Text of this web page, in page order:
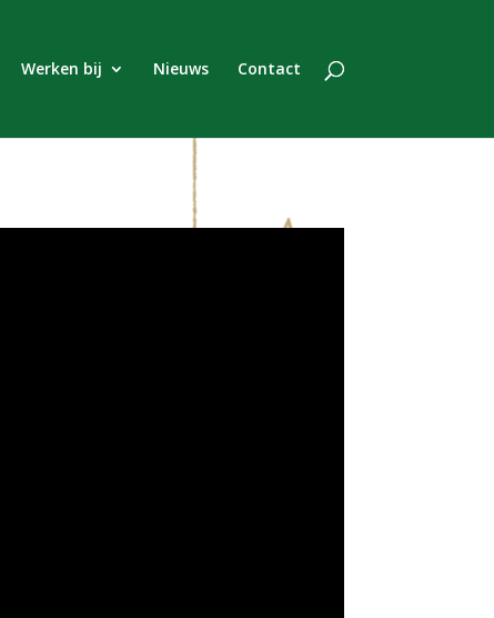
Werken bij Nieuws Contact